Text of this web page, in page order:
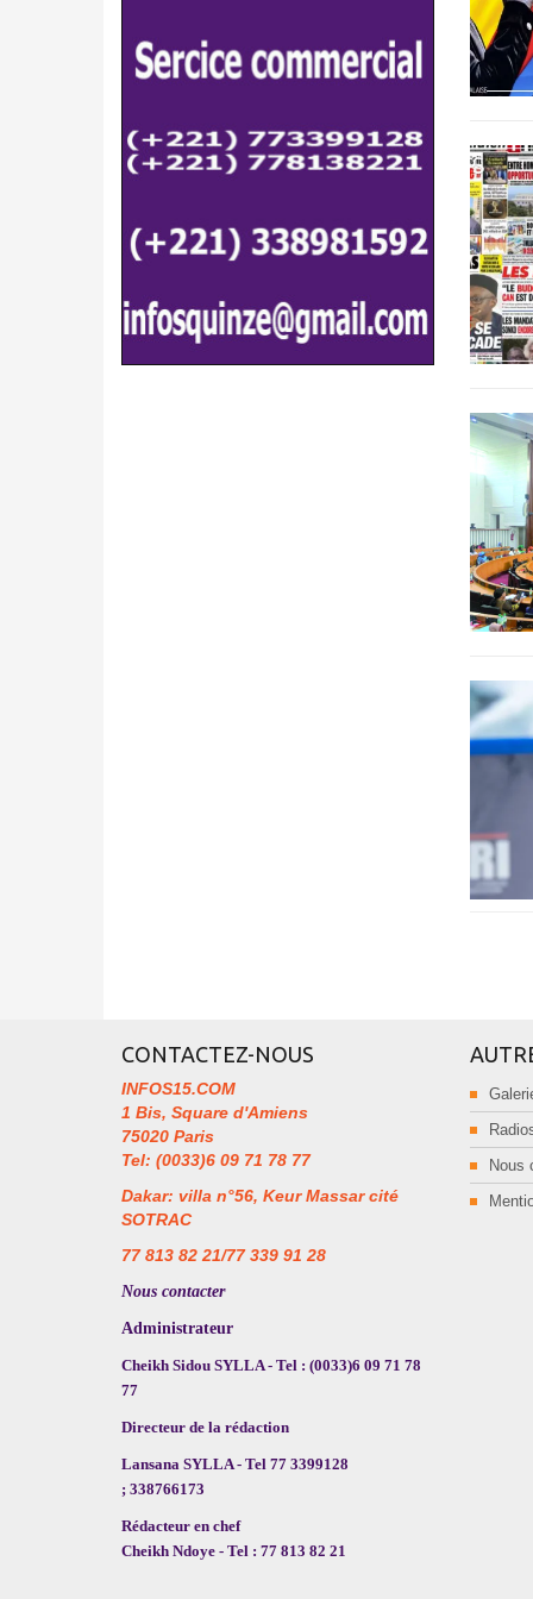
CONTACTEZ-NOUS
INFOS15.COM
1 Bis, Square d'Amiens
75020 Paris
Tel: (0033)6 09 71 78 77
Dakar: villa n°56, Keur Massar cité
SOTRAC
77 813 82 21/77 339 91 28
Nous contacter
Administrateur
Cheikh Sidou SYLLA - Tel : (0033)6 09 71 78
77
Directeur de la rédaction
Lansana SYLLA - Tel 77 3399128
; 338766173
Rédacteur en chef
Cheikh Ndoye - Tel : 77 813 82 21
Nous